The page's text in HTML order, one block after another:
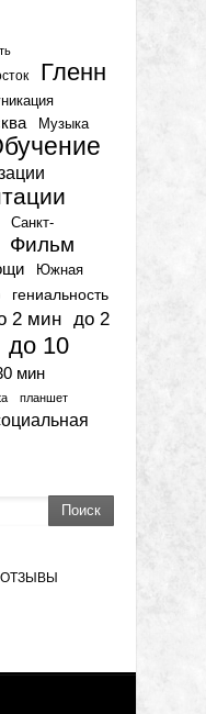
Гленн
Музыка
Санкт-
Фильм
Южная
гениальность
2 мин до 2
до 10
мин
планшет
Поиск
ОТЗЫВЫ